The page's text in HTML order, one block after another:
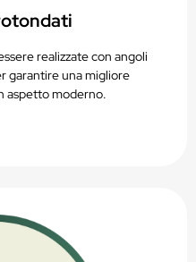
realizzate con angoli
garantire una migliore
aspetto moderno.